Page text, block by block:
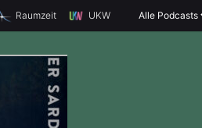
Raumzeit UKW Alle Podcasts